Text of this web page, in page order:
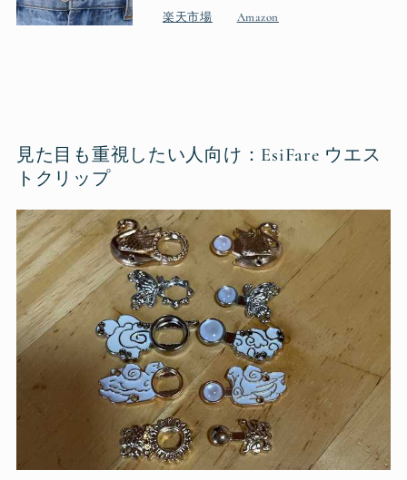
楽天市場 Amazon
見た目も重視したい人向け：EsiFare ウエス
トクリップ